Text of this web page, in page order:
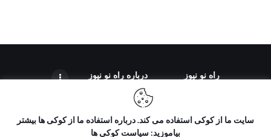
راه نو نیوز درباره راه‌ نو نیوز
سایت ما از کوکی استفاده می کند. درباره استفاده ما از کوکی ها بیشتر
بیاموزید: سیاست کوکی ها